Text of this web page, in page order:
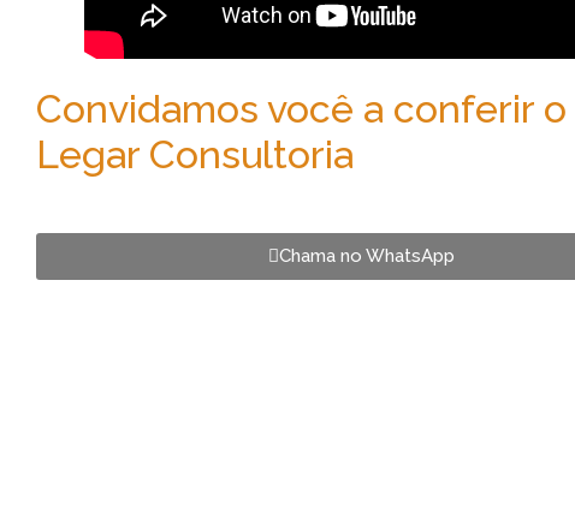
Convidamos você a conferir
Legar Consultoria
Chama no WhatsApp